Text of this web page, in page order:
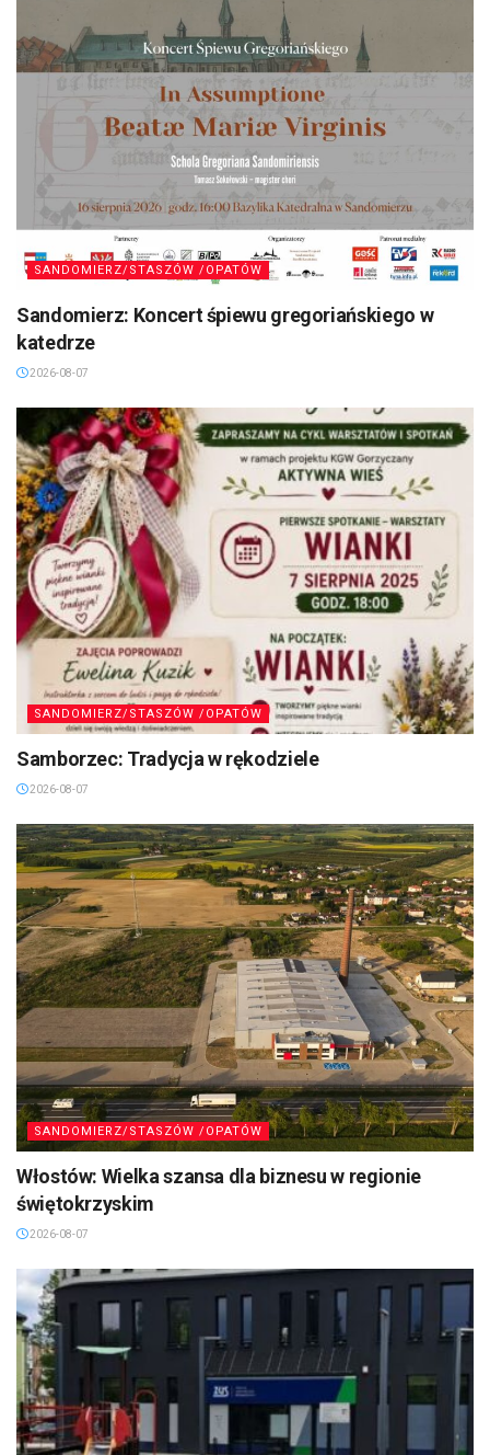
SANDOMIERZ/STASZÓW /OPATÓW
Sandomierz: Koncert śpiewu gregoriańskiego w
katedrze
2026-08-07
SANDOMIERZ/STASZÓW /OPATÓW
Samborzec: Tradycja w rękodziele
2026-08-07
SANDOMIERZ/STASZÓW /OPATÓW
Włostów: Wielka szansa dla biznesu w regionie
świętokrzyskim
2026-08-07